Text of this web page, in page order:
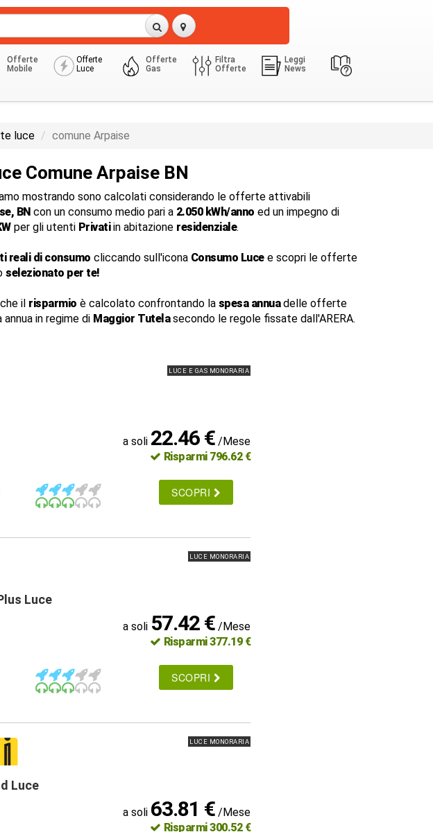
Offerte
Mobile
Offerte
Luce
Offerte
Gas
Filtra
Offerte
Leggi
News
luce comune Arpaise
Comune Arpaise BN
mostrando sono calcolati considerando le offerte attivabili
BNcon un consumo medio pari a 2.050 kWh/anno ed un impegno di
per gli utenti Privatiin abitazione residenziale.
reali di consumo cliccando sull'icona Consumo Lucee scopri le offerte
selezionato per te!
il risparmio è calcolato confrontando la spesa annuadelle offerte
in regime di Maggior Tutelasecondo le regole fissate dall'ARERA.
LUCE E GAS MONORARIA
a soli 22.46 € /Mese
Risparmi 796.62 €
SCOPRI
LUCE MONORARIA
Luce
a soli 57.42 € /Mese
Risparmi 377.19 €
SCOPRI
LUCE MONORARIA
Luce
a soli 63.81 € /Mese
Risparmi 300.52 €